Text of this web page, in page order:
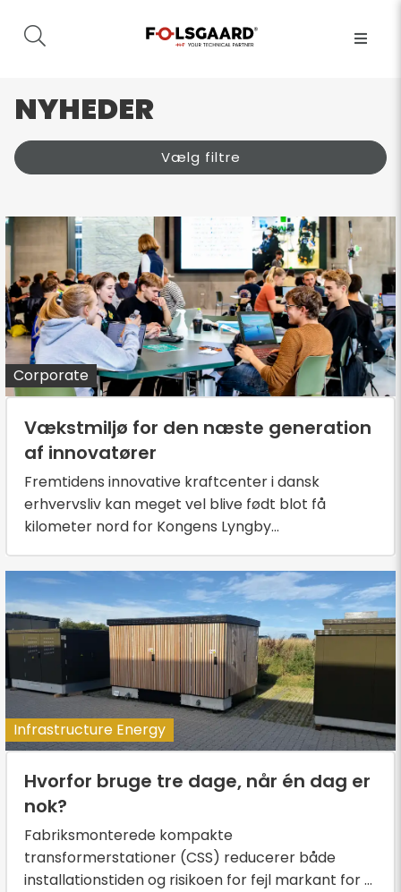
NYHEDER
Vælg filtre
Corporate
Vækstmiljø for den næste generation
af innovatører
Fremtidens innovative kraftcenter i dansk
erhvervsliv kan meget vel blive født blot få
kilometer nord for Kongens Lyngby...
Infrastructure Energy
Hvorfor bruge tre dage, når én dag er
nok?
Fabriksmonterede kompakte
transformerstationer (CSS) reducerer både
installationstiden og risikoen for fejl markant for ...